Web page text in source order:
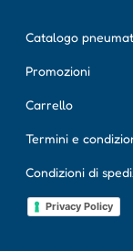
Catalogo
Promozioni
Carrello
Termini e
Condizioni di
Privacy Policy